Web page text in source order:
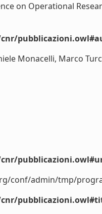
on Operational
Monacelli, Marco
conf/admin/tmp/